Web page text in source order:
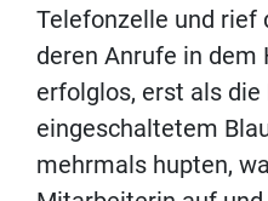
Telefonzelle und rief
deren Anrufe in dem
erfolglos, erst als
eingeschaltetem
mehrmals hupten,